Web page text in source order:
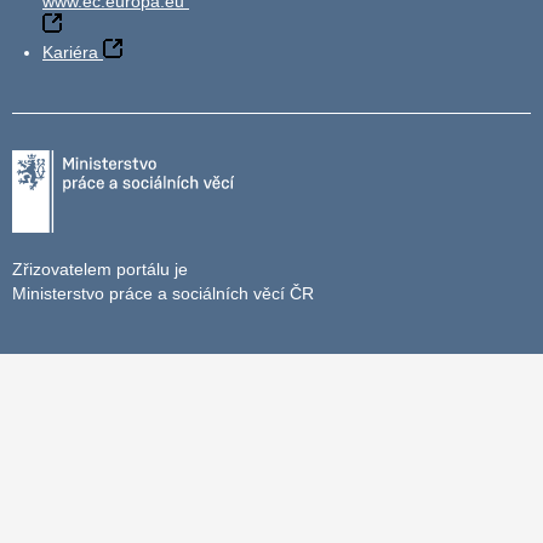
Kariéra
Zřizovatelem portálu je
Ministerstvo práce a sociálních věcí ČR